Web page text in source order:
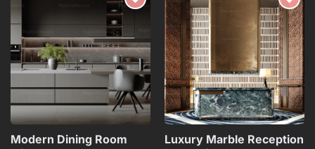
Add to
wishlist
Modern Dining Room
Add to
wishlist
Luxury Marble Reception